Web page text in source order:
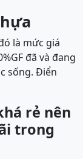
là mức giá
đã và đang
sống. Điển
rẻ nên
trong